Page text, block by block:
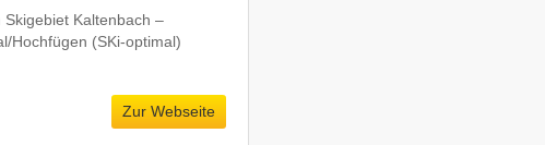
Skigebiet Kaltenbach –
​Hochfügen (SKi-optimal)
Zur Webseite